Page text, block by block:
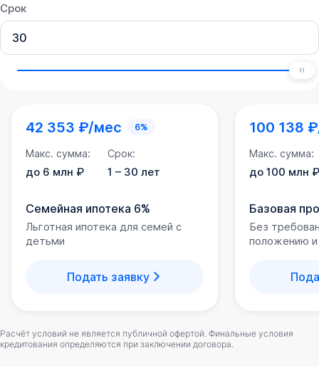
Срок
42 353 ₽/мес 6%
Макс. сумма:
до 6 млн ₽
Срок:
1 – 30 лет
Семейная ипотека 6%
Льготная ипотека для семей с
детьми
Подать заявку
100 138
Макс. сумма:
до 100 млн ₽
Базовая
Без
положению
Расчёт условий не является публичной офертой. Финальные условия
кредитования определяются при заключении договора.